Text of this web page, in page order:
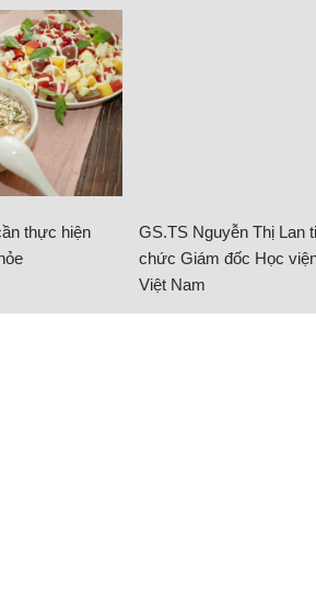
thực hiện
GS.TS Nguyễn Thị Lan
chức Giám đốc Học
Việt Nam